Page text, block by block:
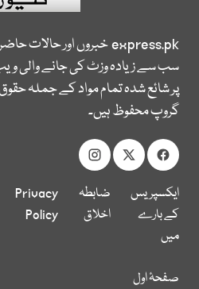
express.pkخبروں اور حالات
سب سے زیادہ وزٹ کی جانے والی
پر شائع شدہ تمام مواد کے جملہ
گروپ محفوظ ہیں۔
ایکسپریس
کے بارے
میں
ضابطہ
اخلاق
Privacy
Policy
صفحۂ اول